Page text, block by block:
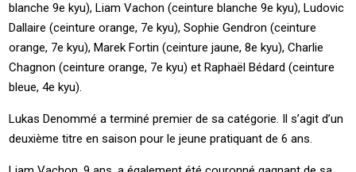
blanche 9e kyu), Liam Vachon (ceinture blanche 9e kyu), Ludovic
Dallaire (ceinture orange, 7e kyu), Sophie Gendron (ceinture
orange, 7e kyu), Marek Fortin (ceinture jaune, 8e kyu), Charlie
Chagnon (ceinture orange, 7e kyu) et Raphaël Bédard (ceinture
bleue, 4e kyu).
Lukas Denommé a terminé premier de sa catégorie. Il s’agit d’un
deuxième titre en saison pour le jeune pratiquant de 6 ans.